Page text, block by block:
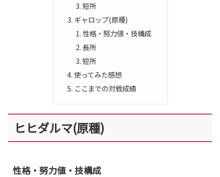
短所
ギャロップ(原種)
性格・努力値・技構成
長所
短所
使ってみた感想
ここまでの対戦成績
ヒヒダルマ(原種)
性格・努力値・技構成